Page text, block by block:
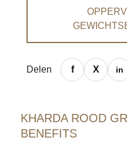
Delen
KHARDA ROOD
BENEFITS